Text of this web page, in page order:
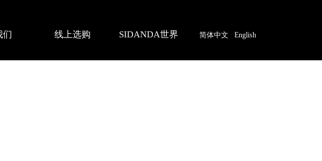
简体中文 English
SIDANDA世界
们 线上选购